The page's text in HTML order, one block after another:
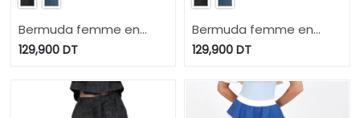
Bermuda femme en
jeans- Badira
129,900DT
Bermuda femme en
jeans- Badira
129,900 DT